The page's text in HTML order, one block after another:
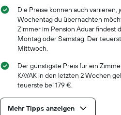
Die Preise können auch variieren,
Wochentag du übernachten
Zimmer im Pension Aduar findest
Montag oder Samstag. Der
Mittwoch.
Der günstigste Preis für ein
KAYAK in den letzten 2 Wochen
teuerste bei 179 €.
Mehr Tipps anzeigen